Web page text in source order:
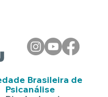
Brasileira de
Psicanálise